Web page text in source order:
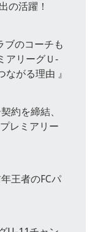
の活躍！
ブのコーチも
リーグＵ‐
がる理由 』
約を締結、
レミアリー
王者のFCパ